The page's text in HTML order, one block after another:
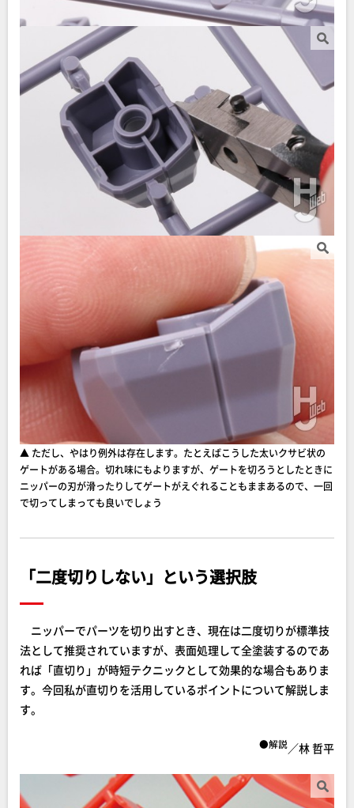
▲ ただし、やはり例外は存在します。たとえばこうした太いクサビ状の
ゲートがある場合。切れ味にもよりますが、ゲートを切ろうとしたときに
ニッパーの刃が滑ったりしてゲートがえぐれることもままあるので、一回
で切ってしまっても良いでしょう
「二度切りしない」という選択肢
ニッパーでパーツを切り出すとき、現在は二度切りが標準技
法として推奨されていますが、表面処理して全塗装するのであ
れば「直切り」が時短テクニックとして効果的な場合もありま
す。今回私が直切りを活用しているポイントについて解説しま
す。
●解説／林 哲平